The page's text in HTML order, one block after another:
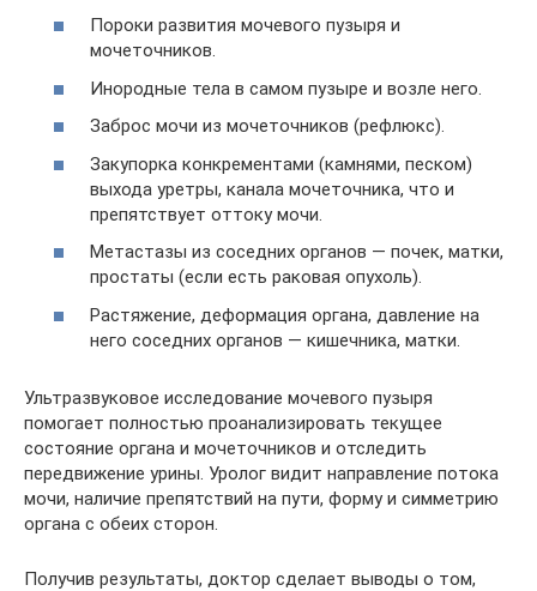
Пороки развития мочевого пузыря и
мочеточников.
Инородные тела в самом пузыре и возле него.
Заброс мочи из мочеточников (рефлюкс).
Закупорка конкрементами (камнями, песком)
выхода уретры, канала мочеточника, что и
препятствует оттоку мочи.
Метастазы из соседних органов — почек, матки,
простаты (если есть раковая опухоль).
Растяжение, деформация органа, давление на
него соседних органов — кишечника, матки.
Ультразвуковое исследование мочевого пузыря
помогает полностью проанализировать текущее
состояние органа и мочеточников и отследить
передвижение урины. Уролог видит направление потока
мочи, наличие препятствий на пути, форму и симметрию
органа с обеих сторон.
Получив результаты, доктор сделает выводы о том,